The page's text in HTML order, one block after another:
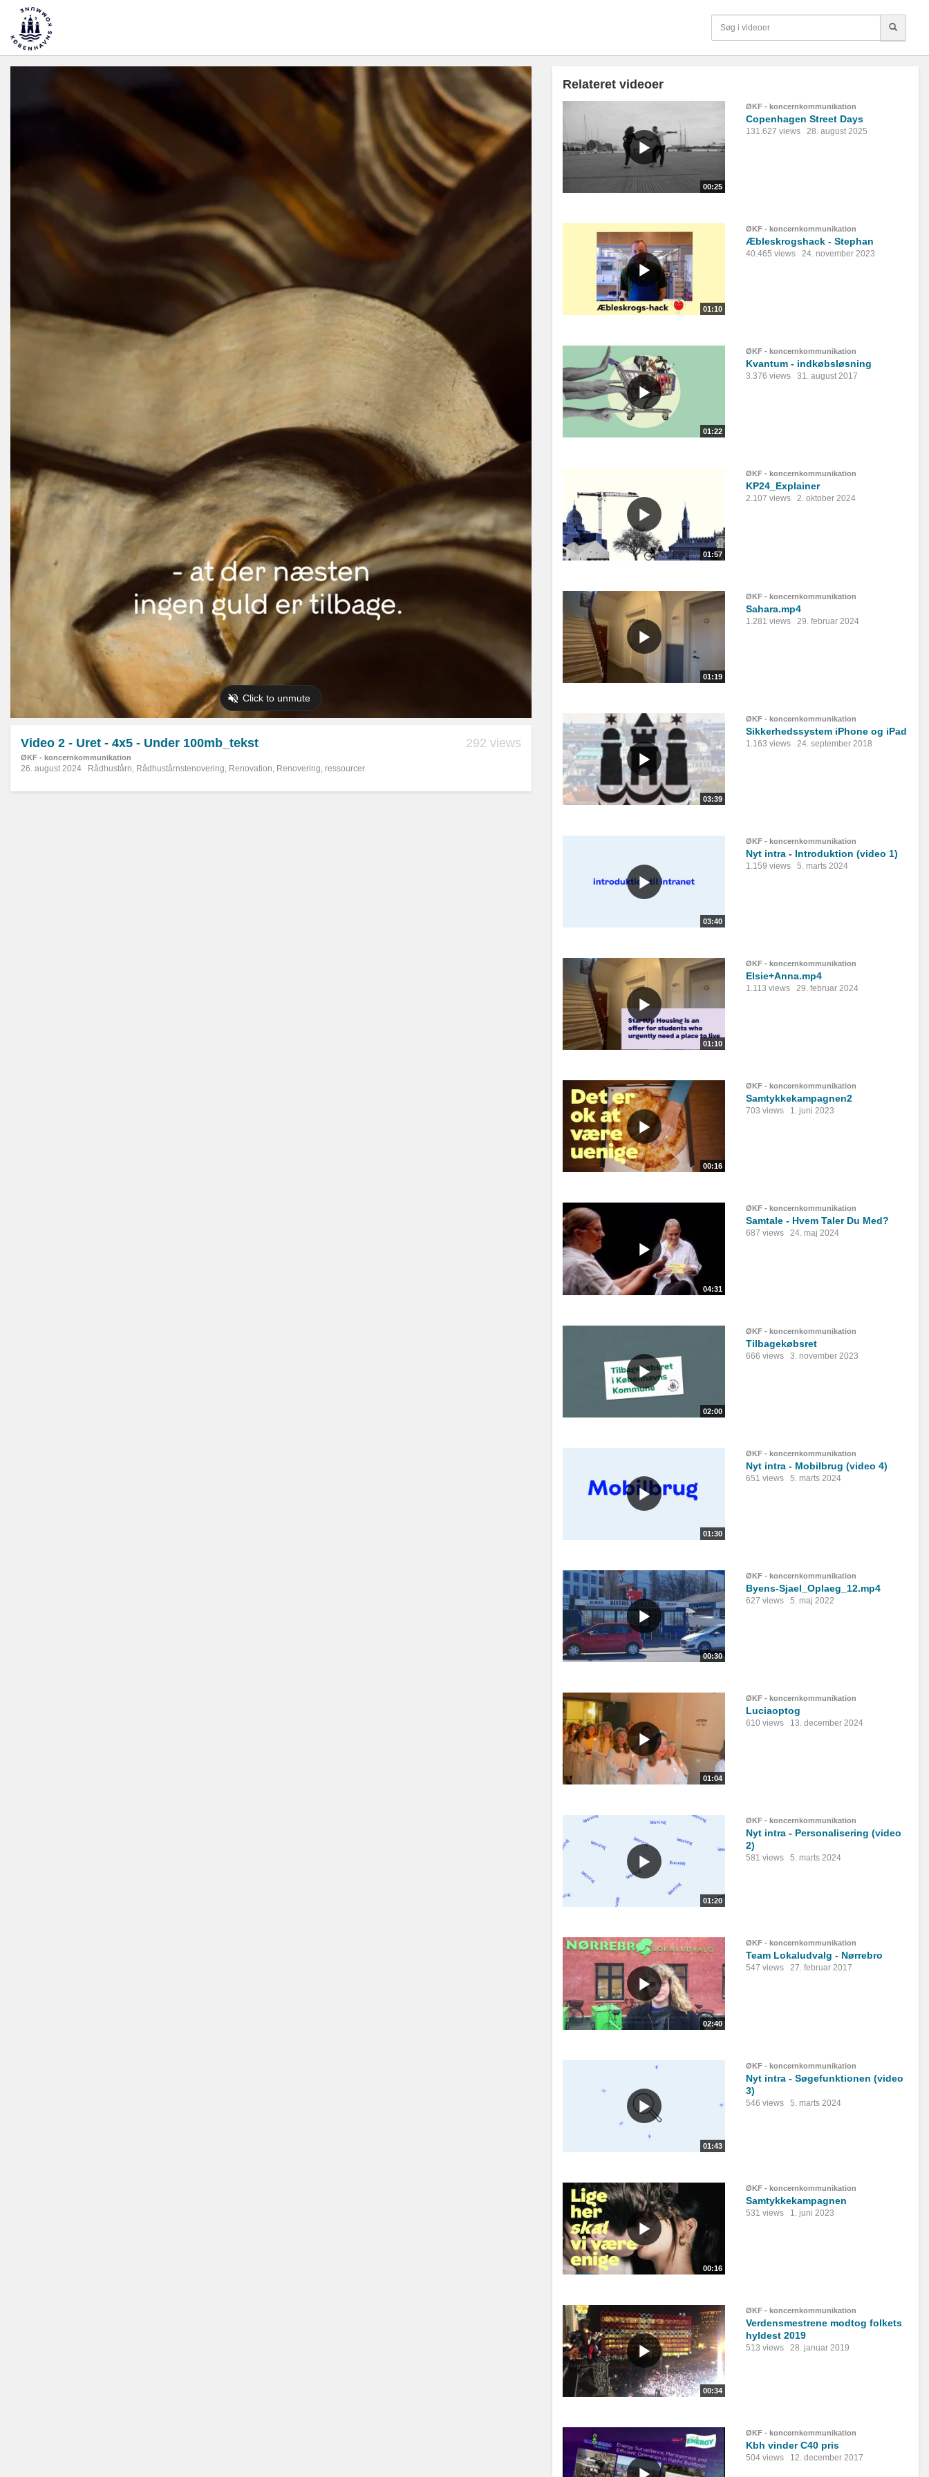
Video 2 - Uret - 4x5 - Under 100mb_tekst
ØKF - koncernkommunikation
292 views
26. august 2024 Rådhustårn Rådhustårnstenovering Renovation Renovering ressourcer
Relateret videoer
00:25
ØKF - koncernkommunikation
Copenhagen Street Days
131.627 views 28. august 2025
01:10
ØKF - koncernkommunikation
Æbleskrogshack - Stephan
40.465 views 24. november 2023
01:22
ØKF - koncernkommunikation
Kvantum - indkøbsløsning
3.376 views 31. august 2017
01:57
ØKF - koncernkommunikation
KP24_Explainer
2.107 views 2. oktober 2024
01:19
ØKF - koncernkommunikation
Sahara.mp4
1.281 views 29. februar 2024
03:39
ØKF - koncernkommunikation
Sikkerhedssystem iPhone og iPad
1.163 views 24. september 2018
03:40
ØKF - koncernkommunikation
Nyt intra - Introduktion (video 1)
1.159 views 5. marts 2024
01:10
ØKF - koncernkommunikation
Elsie+Anna.mp4
1.113 views 29. februar 2024
00:16
ØKF - koncernkommunikation
Samtykkekampagnen2
703 views 1. juni 2023
04:31
ØKF - koncernkommunikation
Samtale - Hvem Taler Du Med?
687 views 24. maj 2024
02:00
ØKF - koncernkommunikation
Tilbagekøbsret
666 views 3. november 2023
01:30
ØKF - koncernkommunikation
Nyt intra - Mobilbrug (video 4)
651 views 5. marts 2024
00:30
ØKF - koncernkommunikation
Byens-Sjael_Oplaeg_12.mp4
627 views 5. maj 2022
01:04
ØKF - koncernkommunikation
Luciaoptog
610 views 13. december 2024
01:20
ØKF - koncernkommunikation
Nyt intra - Personalisering (video
2)
581 views 5. marts 2024
02:40
ØKF - koncernkommunikation
Team Lokaludvalg - Nørrebro
547 views 27. februar 2017
01:43
ØKF - koncernkommunikation
Nyt intra - Søgefunktionen (video
3)
546 views 5. marts 2024
00:16
ØKF - koncernkommunikation
Samtykkekampagnen
531 views 1. juni 2023
00:34
ØKF - koncernkommunikation
Verdensmestrene modtog folkets
hyldest 2019
513 views 28. januar 2019
ØKF - koncernkommunikation
Kbh vinder C40 pris
504 views 12. december 2017